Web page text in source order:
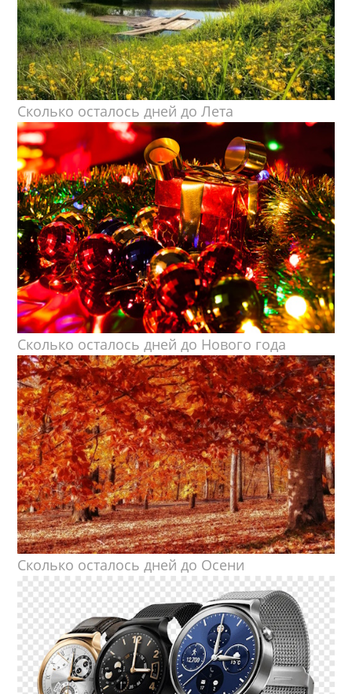
Сколько осталось дней до Лета
Сколько осталось дней до Нового года
Сколько осталось дней до Осени